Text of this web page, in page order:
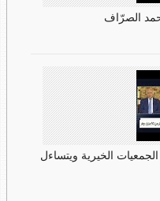
الصرّاف
الخيرية ويتساءل